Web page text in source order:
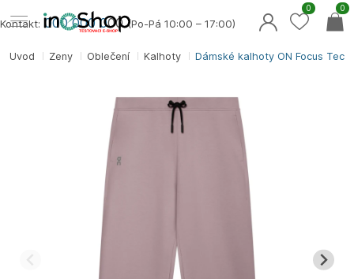
Úvod Ženy Oblečení Kalhoty Dámské kalhoty ON Focus
Kontakt: 000 000 000(Po-Pá 10:00 – 17:00)
0
0